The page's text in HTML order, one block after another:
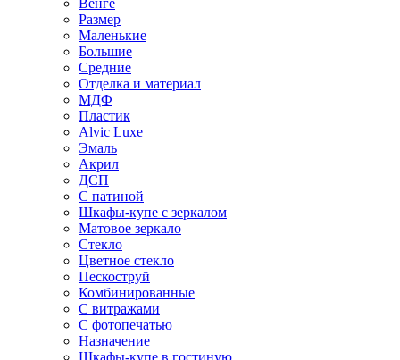
Венге
Размер
Маленькие
Большие
Средние
Отделка и материал
МДФ
Пластик
Alvic Luxe
Эмаль
Акрил
ДСП
С патиной
Шкафы-купе с зеркалом
Матовое зеркало
Стекло
Цветное стекло
Пескоструй
Комбинированные
С витражами
С фотопечатью
Назначение
Шкафы-купе в гостиную